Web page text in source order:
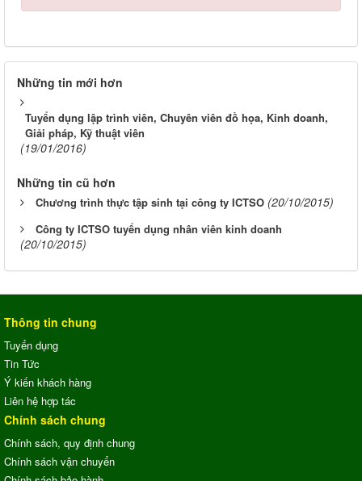
Những tin mới hơn
Tuyển dụng lập trình viên, Chuyên viên đồ họa, Kinh doanh,
Giải pháp, Kỹ thuật viên
(19/01/2016)
Những tin cũ hơn
Chương trình thực tập sinh tại công ty ICTSO (20/10/2015)
Công ty ICTSO tuyển dụng nhân viên kinh doanh
(20/10/2015)
Thông tin chung
Tuyển dụng
Tin Tức
Ý kiến khách hàng
Liên hệ hợp tác
Chính sách chung
Chính sách, quy định chung
Chính sách vận chuyển